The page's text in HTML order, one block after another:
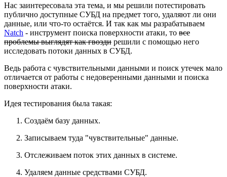
Нас заинтересовала эта тема, и мы решили потестировать
публично доступные СУБД на предмет того, удаляют ли они
данные, или что-то остаётся. И так как мы разрабатываем
Natch - инструмент поиска поверхности атаки, то все
проблемы выглядят как гвозди решили с помощью него
исследовать потоки данных в СУБД.
Ведь работа с чувствительными данными и поиск утечек мало
отличается от работы с недоверенными данными и поиска
поверхности атаки.
Идея тестирования была такая:
Создаём базу данных.
Записываем туда "чувствительные" данные.
Отслеживаем поток этих данных в системе.
Удаляем данные средствами СУБД.